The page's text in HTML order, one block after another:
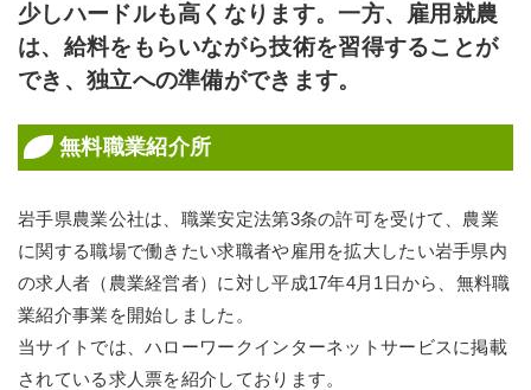
少しハードルも高くなります。一方、雇用就農
は、給料をもらいながら技術を習得することが
でき、独立への準備ができます。
無料職業紹介所
岩手県農業公社は、職業安定法第3条の許可を受けて、農業
に関する職場で働きたい求職者や雇用を拡大したい岩手県内
の求人者（農業経営者）に対し平成17年4月1日から、無料職
業紹介事業を開始しました。
当サイトでは、ハローワークインターネットサービスに掲載
されている求人票を紹介しております。